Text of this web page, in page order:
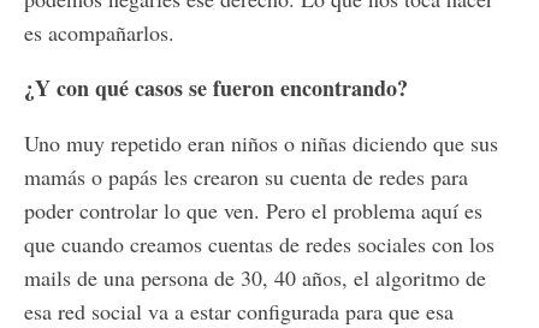
es acompañarlos.
¿Y con qué casos se fueron encontrando?
Uno muy repetido eran niños o niñas diciendo que sus
mamás o papás les crearon su cuenta de redes para
poder controlar lo que ven. Pero el problema aquí es
que cuando creamos cuentas de redes sociales con los
mails de una persona de 30, 40 años, el algoritmo de
esa red social va a estar configurada para que esa